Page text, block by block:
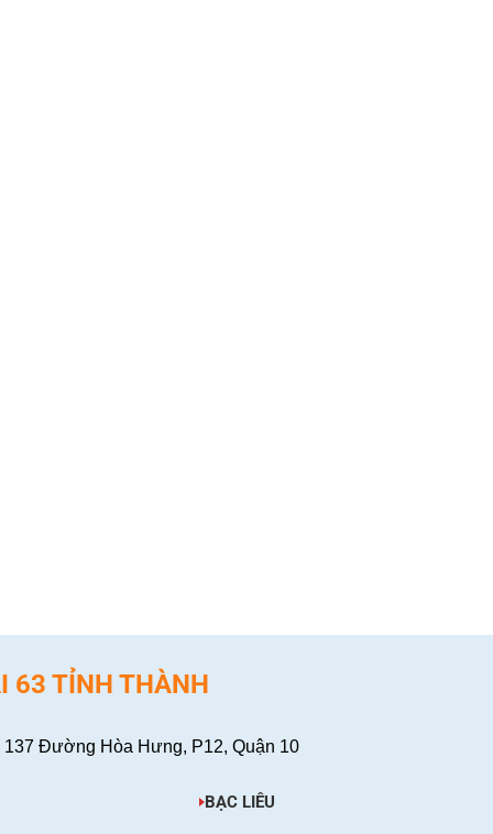
63 TỈNH THÀNH
Đường Hòa Hưng, P12, Quận 10
BẠC LIÊU